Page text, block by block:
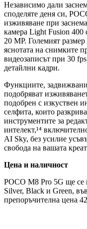
Независимо дали
споделяте деня си,
изживяване при
камера Light Fusion 400
20 MP. Големият
яснотата на снимките
видеозаписът при 30
детайлни кадри.
Функциите,
подобряват
подобрен с изкуствен
селфита, които
инструментите за
интелект,¹⁴
AI Sky, без усилие
свобода на вашата
Цена и наличност
POCO M8 Pro 5G ще се
Silver, Black и Green,
препоръчителна цена